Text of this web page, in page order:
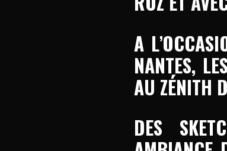
A
NANTES,
AU ZÉNITH
DES